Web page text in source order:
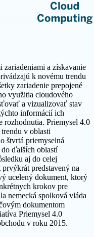
a získavanie
k novému trendu
zariadenie prepojené
využitia cloudového
a vizualizovať stav
informácií ich
rozhodnutia. Priemysel 4.0
v oblasti
štvrtá priemyselná
ďalších oblastí
aj do celej
predstavený na
ucelený dokument, ktorý
krokov pre
nemecká spolková vláda
dokumentom
Priemysel 4.0
v roku 2015.